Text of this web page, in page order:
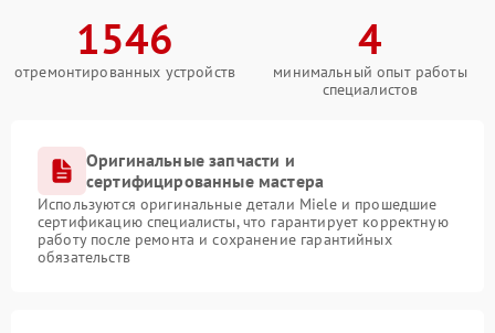
1546
отремонтированных устройств
4
минимальный опыт работы
специалистов
Оригинальные запчасти и
сертифицированные мастера
Используются оригинальные детали Miele и прошедшие
сертификацию специалисты, что гарантирует корректную
работу после ремонта и сохранение гарантийных
обязательств